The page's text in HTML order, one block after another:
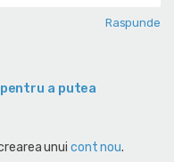
Raspunde
a putea
unui cont nou.